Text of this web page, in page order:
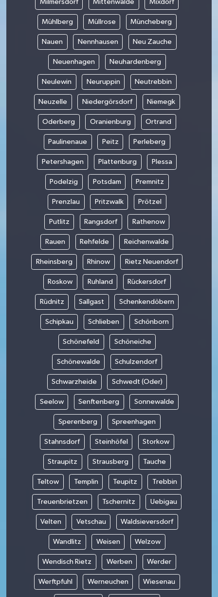
Milmersdorf Mittenwalde Mixdorf
Mühlberg Müllrose Müncheberg
Nauen Nennhausen Neu Zauche
Neuenhagen Neuhardenberg
Neulewin Neuruppin Neutrebbin
Neuzelle Niedergörsdorf Niemegk
Oderberg Oranienburg Ortrand
Paulinenaue Peitz Perleberg
Petershagen Plattenburg Plessa
Podelzig Potsdam Premnitz
Prenzlau Pritzwalk Prötzel
Putlitz Rangsdorf Rathenow
Rauen Rehfelde Reichenwalde
Rheinsberg Rhinow Rietz Neuendorf
Roskow Ruhland Rückersdorf
Rüdnitz Sallgast Schenkendöbern
Schipkau Schlieben Schönborn
Schönefeld Schöneiche
Schönewalde Schulzendorf
Schwarzheide Schwedt (Oder)
Seelow Senftenberg Sonnewalde
Sperenberg Spreenhagen
Stahnsdorf Steinhöfel Storkow
Straupitz Strausberg Tauche
Teltow Templin Teupitz Trebbin
Treuenbrietzen Tschernitz Uebigau
Velten Vetschau Waldsieversdorf
Wandlitz Weisen Welzow
Wendisch Rietz Werben Werder
Werftpfuhl Werneuchen Wiesenau